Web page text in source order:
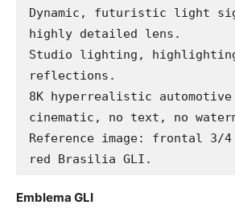
Dynamic, futuristic light
highly detailed lens.
Studio lighting,
reflections.
8K hyperrealistic automotive
cinematic, no text, no
Reference image: frontal 3/
red Brasilia GLI.
Emblema GLI